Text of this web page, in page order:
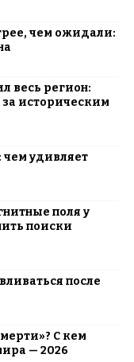
чем ожидали:
весь регион:
за историческим
чем удивляет
поля у
поиски
после
С кем
— 2026